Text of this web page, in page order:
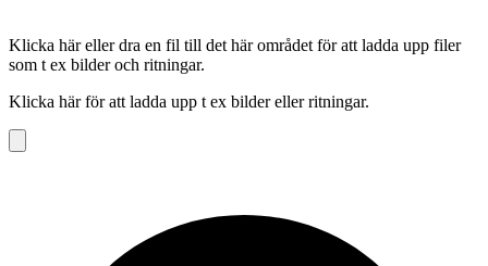
Klicka här eller dra en fil till det här området för att ladda upp filer
som t ex bilder och ritningar.
Klicka här för att ladda upp t ex bilder eller ritningar.